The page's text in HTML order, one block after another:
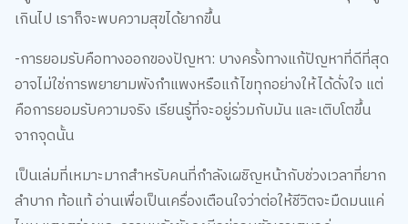
-การยอมรับคือทางออกของปัญหา: บางครั้งทางแก้ปัญหาที่ดีที่สุด
อาจไม่ใช่การพยายามพังกำแพงหรือแก้ไขทุกอย่างให้ได้ดั่งใจ แต่
คือการยอมรับความจริง เรียนรู้ที่จะอยู่ร่วมกับมัน และเติบโตขึ้น
จากจุดนั้น
เป็นเล่มที่เหมาะมากสำหรับคนที่กำลังเผชิญหน้ากับช่วงเวลาที่ยาก
ลำบาก ท้อแท้ อ่านเพื่อเป็นเครื่องเตือนใจว่าต่อให้ชีวิตจะมืดมนแค่
ไหน แสงสว่างและความหวังยังคงมีอยู่รอบตัวเราเสมอค่ะ